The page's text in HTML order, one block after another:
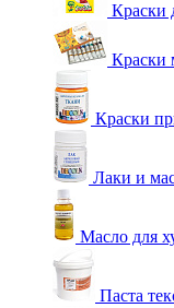
Краски
Краски
Краски
Лаки и
Масло для
Паста